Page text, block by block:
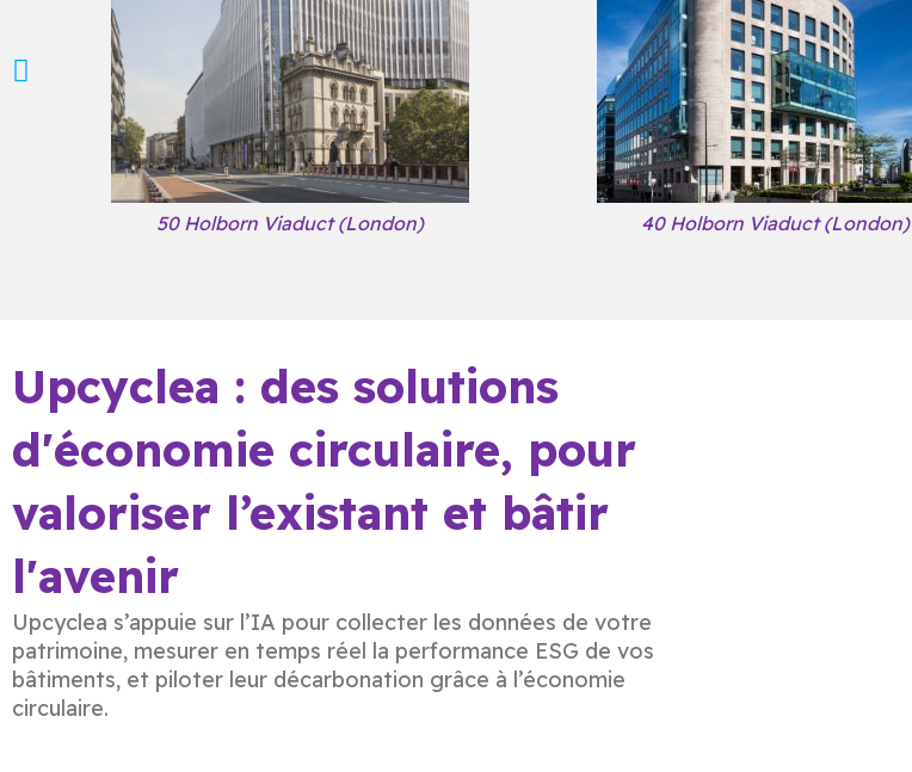
50 Holborn Viaduct (London) 40 Holborn Viaduct (London)
Upcyclea : des solutions
d'économie circulaire, pour
valoriser l’existant et bâtir
l'avenir
Upcyclea s’appuie sur l’IA pour collecter les données de votre
patrimoine, mesurer en temps réel la performance ESG de vos
bâtiments, et piloter leur décarbonation grâce à l’économie
circulaire.